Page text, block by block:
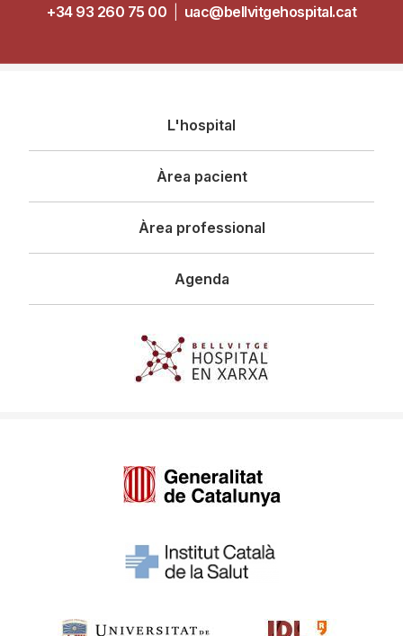
+34 93 260 75 00
uac@bellvitgehospital.cat
principal
L'hospital
Àrea pacient
Àrea professional
Agenda